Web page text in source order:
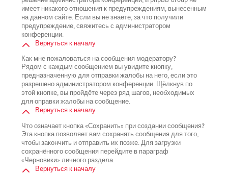
имеет никакого отношения к предупреждениям, вынесенным
на данном сайте. Если вы не знаете, за что получили
предупреждение, свяжитесь с администратором
конференции.
Вернуться к началу
Как мне пожаловаться на сообщения модератору?
Рядом с каждым сообщением вы увидите кнопку,
предназначенную для отправки жалобы на него, если это
разрешено администратором конференции. Щёлкнув по
этой кнопке, вы пройдёте через ряд шагов, необходимых
для оправки жалобы на сообщение.
Вернуться к началу
Что означает кнопка «Сохранить» при создании сообщения?
Эта кнопка позволяет вам сохранять сообщения для того,
чтобы закончить и отправить их позже. Для загрузки
сохранённого сообщения перейдите в параграф
«Черновики» личного раздела.
Вернуться к началу